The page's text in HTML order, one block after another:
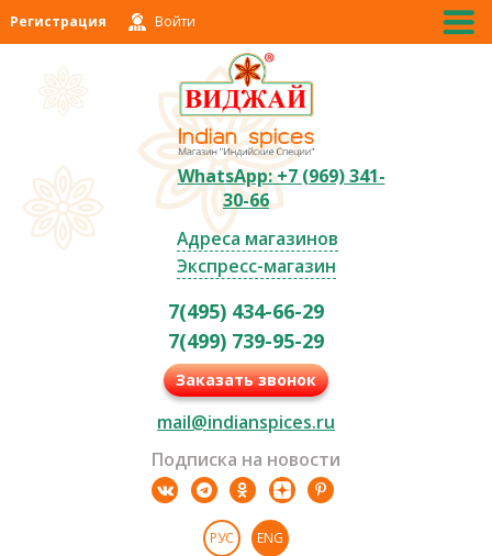
Регистрация Войти
WhatsApp: +7 (969) 341-
30-66
Адреса магазинов
Экспресс-магазин
7(495) 434-66-29
7(499) 739-95-29
Заказать звонок
mail@indianspices.ru
Подписка на новости
РУС ENG